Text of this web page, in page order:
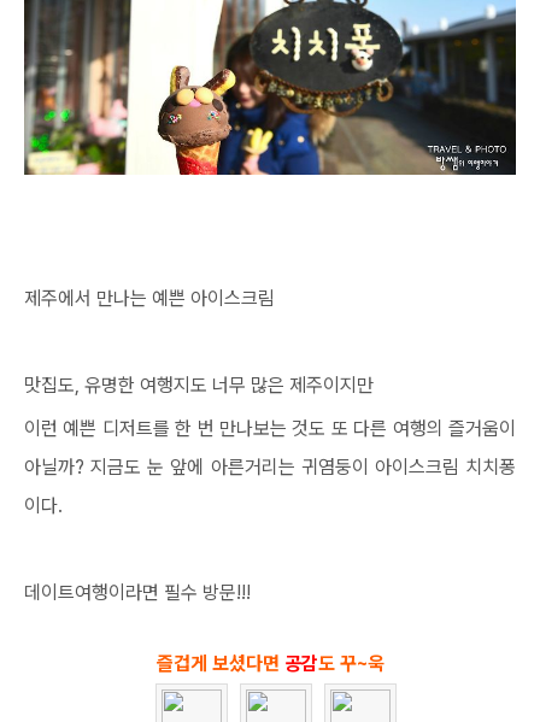
제주에서 만나는 예쁜 아이스크림
맛집도, 유명한 여행지도 너무 많은 제주이지만
이런 예쁜 디저트를 한 번 만나보는 것도 또 다른 여행의 즐거움이
아닐까? 지금도 눈 앞에 아른거리는 귀염둥이 아이스크림 치치퐁
이다.
데이트여행이라면 필수 방문!!!
즐겁게 보셨다면 공감도 꾸~욱